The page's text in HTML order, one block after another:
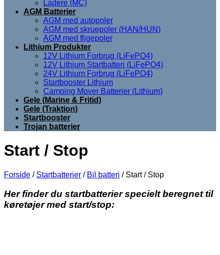
Ladere (MC)
AGM Batterier
AGM med autopoler
AGM med skruepoler (HAN/HUN)
AGM med fligepoler
Lithium Produkter
12V Lithium Forbrug (LiFePO4)
12V Lithium Startbatteri (LiFePO4)
24V Lithium Forbrug (LiFePO4)
Startbooster Lithium
Camping Mover Batterier (Lithium)
Gele (Marine & Fritid)
Gele (Traktion)
Startbooster
Trojan batterier
Start / Stop
Forside / Startbatterier / Bil batteri /Start / Stop
Her finder du startbatterier specielt beregnet til
køretøjer med start/stop: